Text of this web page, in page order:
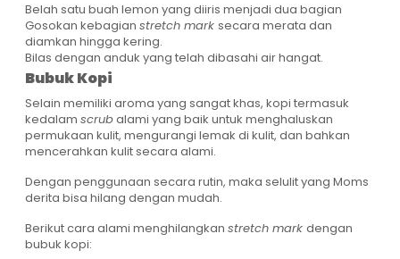
Belah satu buah lemon yang diiris menjadi dua bagian
Gosokan kebagian stretch mark secara merata dan
diamkan hingga kering.
Bilas dengan anduk yang telah dibasahi air hangat.
Bubuk Kopi
Selain memiliki aroma yang sangat khas, kopi termasuk
kedalam scrubalami yang baik untuk menghaluskan
permukaan kulit, mengurangi lemak di kulit, dan bahkan
mencerahkan kulit secara alami.
Dengan penggunaan secara rutin, maka selulit yang Moms
derita bisa hilang dengan mudah.
Berikut cara alami menghilangkan stretch mark dengan
bubuk kopi: